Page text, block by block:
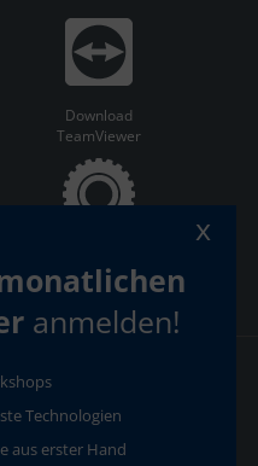
Download
TeamViewer
Datenschutz
Compliance
anmelden!
Technologien
aus erster Hand
x